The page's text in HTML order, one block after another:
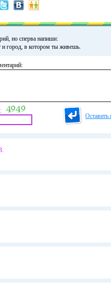
но сперва напиши:
и город, в котором ты живешь.
Оставить